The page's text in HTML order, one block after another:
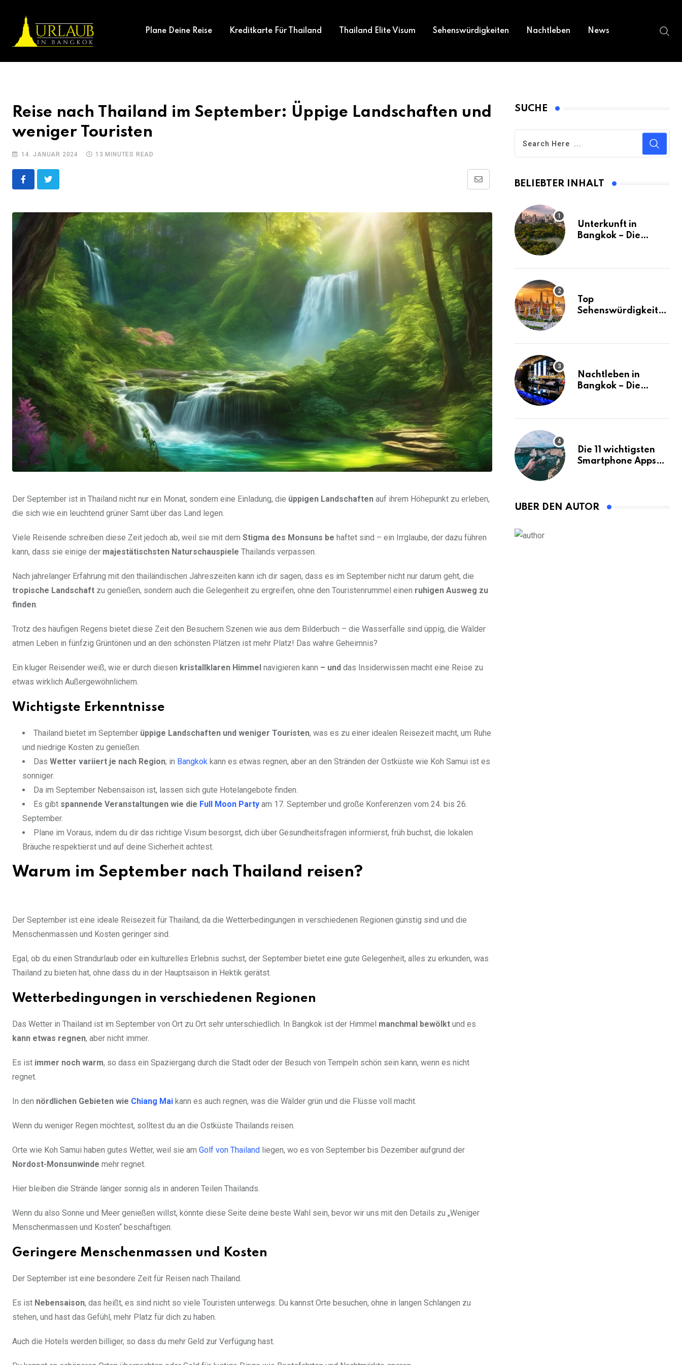
content
Plane Deine Reise Kreditkarte Für Thailand Thailand Elite Visum Sehenswürdigkeiten Nachtleben News
Reise nach Thailand im September: Üppige Landschaften und
weniger Touristen
14. JANUAR 2024 13 MINUTES READ
Share
Email
Der September ist in Thailand nicht nur ein Monat, sondern eine Einladung, die üppigen Landschaften auf ihrem Höhepunkt zu erleben,
die sich wie ein leuchtend grüner Samt über das Land legen.
Viele Reisende schreiben diese Zeit jedoch ab, weil sie mit dem Stigma des Monsuns be haftet sind – ein Irrglaube, der dazu führen
kann, dass sie einige der majestätischsten Naturschauspiele Thailands verpassen.
Nach jahrelanger Erfahrung mit den thailändischen Jahreszeiten kann ich dir sagen, dass es im September nicht nur darum geht, die
tropische Landschaft zu genießen, sondern auch die Gelegenheit zu ergreifen, ohne den Touristenrummel einen ruhigen Ausweg zu
finden.
Trotz des häufigen Regens bietet diese Zeit den Besuchern Szenen wie aus dem Bilderbuch – die Wasserfälle sind üppig, die Wälder
atmen Leben in fünfzig Grüntönen und an den schönsten Plätzen ist mehr Platz! Das wahre Geheimnis?
Ein kluger Reisender weiß, wie er durch diesen kristallklaren Himmel navigieren kann – und das Insiderwissen macht eine Reise zu
etwas wirklich Außergewöhnlichem.
Wichtigste Erkenntnisse
Thailand bietet im September üppige Landschaften und weniger Touristen, was es zu einer idealen Reisezeit macht, um Ruhe
und niedrige Kosten zu genießen.
Das Wetter variiert je nach Region; in Bangkok kann es etwas regnen, aber an den Stränden der Ostküste wie Koh Samui ist es
sonniger.
Da im September Nebensaison ist, lassen sich gute Hotelangebote finden.
Es gibt spannende Veranstaltungen wie die Full Moon Party am 17. September und große Konferenzen vom 24. bis 26.
September.
Plane im Voraus, indem du dir das richtige Visum besorgst, dich über Gesundheitsfragen informierst, früh buchst, die lokalen
Bräuche respektierst und auf deine Sicherheit achtest.
Warum im September nach Thailand reisen?
Der September ist eine ideale Reisezeit für Thailand, da die Wetterbedingungen in verschiedenen Regionen günstig sind und die
Menschenmassen und Kosten geringer sind.
Egal, ob du einen Strandurlaub oder ein kulturelles Erlebnis suchst, der September bietet eine gute Gelegenheit, alles zu erkunden, was
Thailand zu bieten hat, ohne dass du in der Hauptsaison in Hektik gerätst.
Wetterbedingungen in verschiedenen Regionen
Das Wetter in Thailand ist im September von Ort zu Ort sehr unterschiedlich. In Bangkok ist der Himmel manchmal bewölkt und es
kann etwas regnen, aber nicht immer.
Es ist immer noch warm, so dass ein Spaziergang durch die Stadt oder der Besuch von Tempeln schön sein kann, wenn es nicht
regnet.
In den nördlichen Gebieten wie Chiang Mai kann es auch regnen, was die Wälder grün und die Flüsse voll macht.
Wenn du weniger Regen möchtest, solltest du an die Ostküste Thailands reisen.
Orte wie Koh Samui haben gutes Wetter, weil sie am Golf von Thailand liegen, wo es von September bis Dezember aufgrund der
Nordost-Monsunwinde mehr regnet.
Hier bleiben die Strände länger sonnig als in anderen Teilen Thailands.
Wenn du also Sonne und Meer genießen willst, könnte diese Seite deine beste Wahl sein, bevor wir uns mit den Details zu „Weniger
Menschenmassen und Kosten“ beschäftigen.
Geringere Menschenmassen und Kosten
Der September ist eine besondere Zeit für Reisen nach Thailand.
Es ist Nebensaison, das heißt, es sind nicht so viele Touristen unterwegs. Du kannst Orte besuchen, ohne in langen Schlangen zu
stehen, und hast das Gefühl, mehr Platz für dich zu haben.
Auch die Hotels werden billiger, so dass du mehr Geld zur Verfügung hast.
SUCHE
BELIEBTER INHALT
Unterkunft in
Bangkok – Die
Bangkok
Top
Sehenswürdigkeiten
(mit Karte)
Nachtleben in
Bangkok – Die
Die 11 wichtigsten
Smartphone Apps
ÜBER DEN AUTOR